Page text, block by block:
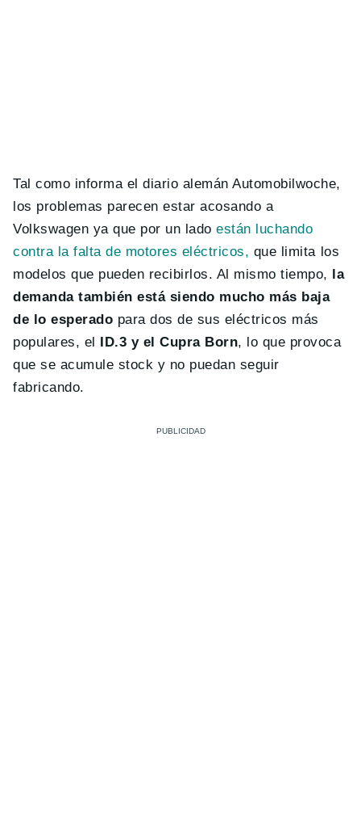
Tal como informa el diario alemán Automobilwoche,
los problemas parecen estar acosando a
Volkswagen ya que por un ladoestán luchando
contra la falta de motores eléctricos, que limita los
modelos que pueden recibirlos. Al mismo tiempo,
la
demanda también está siendo mucho más baja
de lo esperado para dos de sus eléctricos más
populares, el
ID.3 y el Cupra Born, lo que provoca
que se acumule stock y no puedan seguir
fabricando.